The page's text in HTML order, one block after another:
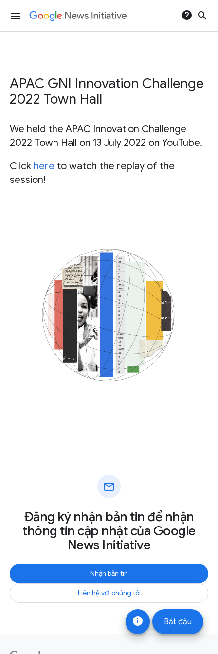
menu help search
info Bắt đầu
APAC GNI Innovation Challenge
2022 Town Hall
We held the APAC Innovation Challenge
2022 Town Hall on 13 July 2022 on YouTube.
Click here to watch the replay of the
session!
mail
Đăng ký nhận bản tin để nhận
thông tin cập nhật của Google
News Initiative
Nhận bản tin
Liên hệ với chúng tôi